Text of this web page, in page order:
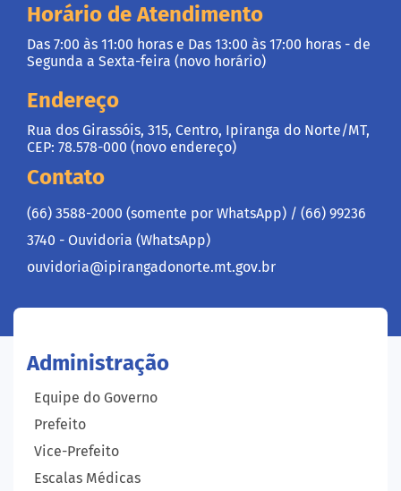
Horário de Atendimento
Das 7:00 às 11:00 horas e Das 13:00 às 17:00 horas - de
Segunda a Sexta-feira (novo horário)
Endereço
Rua dos Girassóis, 315, Centro, Ipiranga do Norte/MT,
CEP: 78.578-000 (novo endereço)
Contato
(66) 3588-2000 (somente por WhatsApp) / (66) 99236
3740 - Ouvidoria (WhatsApp)
ouvidoria@ipirangadonorte.mt.gov.br
Administração
Equipe do Governo
Prefeito
Vice-Prefeito
Escalas Médicas